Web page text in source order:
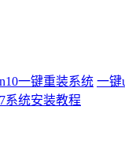
一键重装系统 一键
系统安装教程